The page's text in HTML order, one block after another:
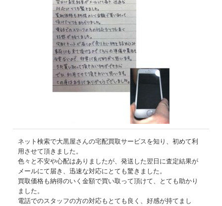
ネット検索で大黒屋さんの宅配買取サービスを知り、初めて利
用させて頂きました。
色々と不安や心配はありましたが、発送した翌日に査定結果が
メールにて届き、迅速な対応にとても驚きました。
買取価格も納得のいく金額で買い取って頂けて、とても助かり
ました。
電話でのスタッフの方の対応もとても良く、好感が持てまし